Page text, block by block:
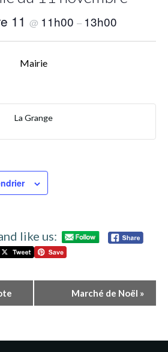
11 @ 11h00 – 13h00
Mairie
La Grange
like us:
Marché de Noël »